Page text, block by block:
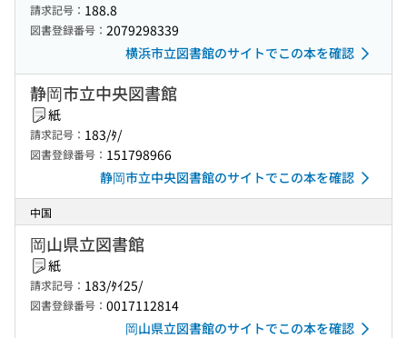
請求記号： 188.8
図書登録番号： 2079298339
横浜市立図書館のサイトでこの本を確認
静岡市立中央図書館
紙
請求記号： 183/ﾀ/
図書登録番号： 151798966
静岡市立中央図書館のサイトでこの本を確認
中国
岡山県立図書館
紙
請求記号： 183/ﾀｲ25/
図書登録番号： 0017112814
岡山県立図書館のサイトでこの本を確認